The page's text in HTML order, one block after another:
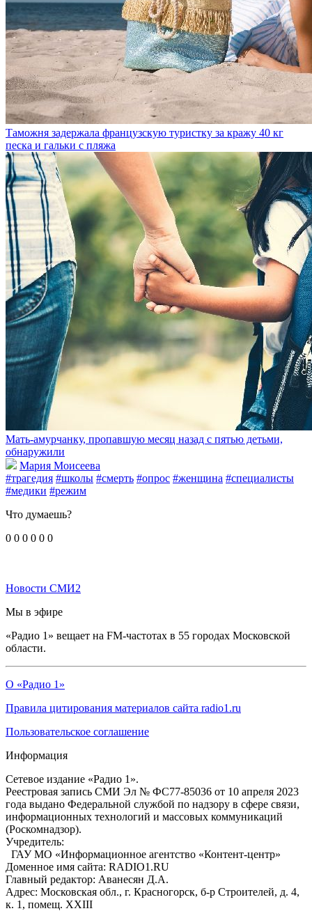
Таможня задержала французскую туристку за кражу 40 кг
песка и гальки с пляжа
Мать-амурчанку, пропавшую месяц назад с пятью детьми,
обнаружили
Мария Моисеева
#трагедия #школы #смерть #опрос #женщина #специалисты
#медики #режим
Что думаешь?
0 0 0 0 0 0
Новости СМИ2
Мы в эфире
«Радио 1» вещает на FM-частотах в 55 городах Московской
области.
О «Радио 1»
Правила цитирования материалов сайта radio1.ru
Пользовательское соглашение
Информация
Сетевое издание «Радио 1».
Реестровая запись СМИ Эл № ФС77-85036 от 10 апреля 2023
года выдано Федеральной службой по надзору в сфере связи,
информационных технологий и массовых коммуникаций
(Роскомнадзор).
Учредитель:
ГАУ МО «Информационное агентство «Контент-центр»
Доменное имя сайта: RADIO1.RU
Главный редактор: Аванесян Д.А.
Адрес: Московская обл., г. Красногорск, б-р Строителей, д. 4,
к. 1, помещ. XXIII